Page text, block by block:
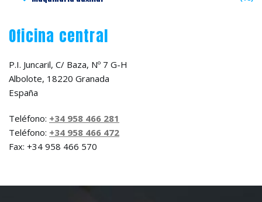
Oficina central
P.I. Juncaril, C/ Baza, Nº 7 G-H
Albolote, 18220 Granada
España
Teléfono: +34 958 466 281
Teléfono: +34 958 466 472
Fax: +34 958 466 570